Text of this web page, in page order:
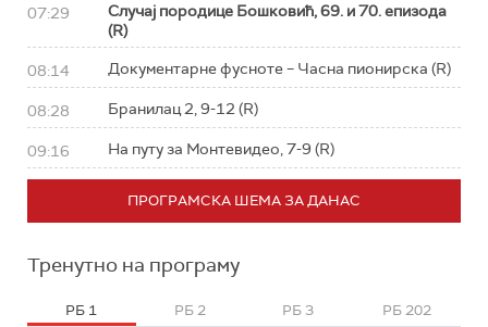
07:29
Случај породице Бошковић, 69. и 70. епизода
(R)
08:14 Документарне фусноте – Часна пионирска (R)
08:28 Бранилац 2, 9-12 (R)
09:16 На путу за Монтевидео, 7-9 (R)
ПРОГРАМСКА ШЕМА ЗА ДАНАС
Тренутно на програму
РБ 1 РБ 2 РБ 3 РБ 202